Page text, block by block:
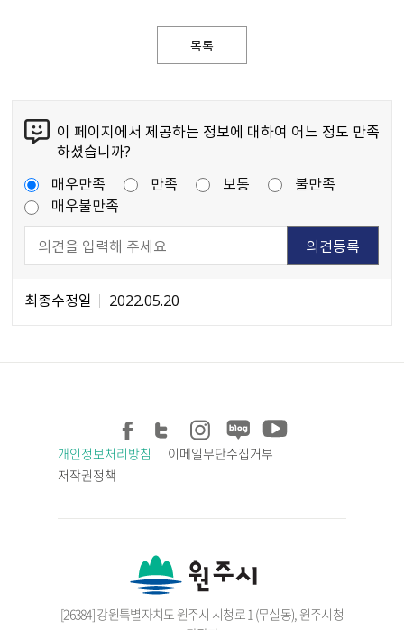
목록
이 페이지에서 제공하는 정보에 대하여 어느 정도 만족
하셨습니까?
매우만족
만족 보통
불만족
매우불만족
최종수정일 2022.05.20
개인정보처리방침
이메일무단수집거부
저작권정책
[26384] 강원특별자치도 원주시 시청로 1 (무실동), 원주시청